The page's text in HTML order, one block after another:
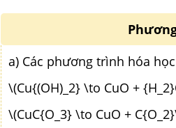
a) Các phương trình hóa
\(Cu{(OH)_2} \to CuO +
\(CuC{O_3} \to CuO +